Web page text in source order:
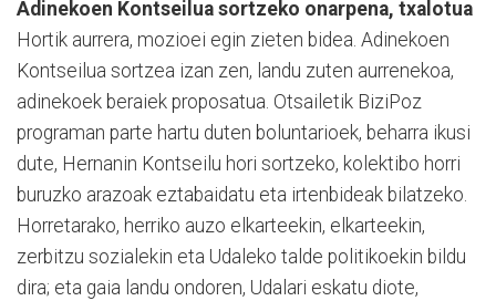
Adinekoen Kontseilua sortzeko onarpena, txalotua
Hortik aurrera, mozioei egin zieten bidea. Adinekoen
Kon­tseilua sortzea izan zen, landu zuten aurrenekoa,
adinekoek beraiek proposatua. Otsailetik BiziPoz
programan parte hartu duten boluntarioek, beharra ikusi
dute, Hernanin Kontseilu hori sortzeko, kolektibo horri
buruzko arazoak eztabaidatu eta irtenbideak bilatzeko.
Ho­rre­tarako, herriko auzo elkartee­kin, elkarteekin,
zerbitzu sozia­lekin eta Udaleko talde poli­ti­koekin bildu
dira; eta gaia landu ondoren, Udalari eskatu diote,